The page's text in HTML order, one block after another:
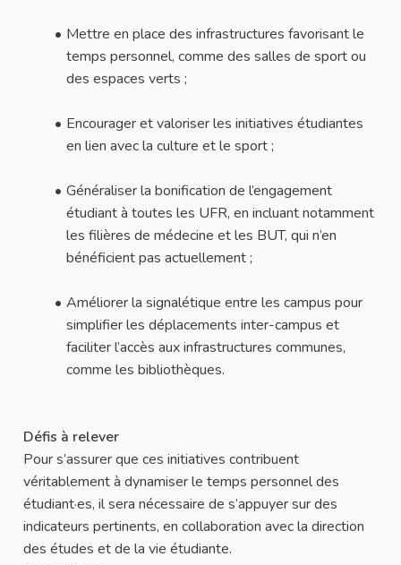
Mettre en place des infrastructures favorisant le
temps personnel, comme des salles de sport ou
des espaces verts ;
Encourager et valoriser les initiatives étudiantes
en lien avec la culture et le sport ;
Généraliser la bonification de l’engagement
étudiant à toutes les UFR, en incluant notamment
les filières de médecine et les BUT, qui n’en
bénéficient pas actuellement ;
Améliorer la signalétique entre les campus pour
simplifier les déplacements inter-campus et
faciliter l’accès aux infrastructures communes,
comme les bibliothèques.
Défis à relever
Pour s’assurer que ces initiatives contribuent
véritablement à dynamiser le temps personnel des
étudiant·es, il sera nécessaire de s’appuyer sur des
indicateurs pertinents, en collaboration avec la direction
des études et de la vie étudiante.